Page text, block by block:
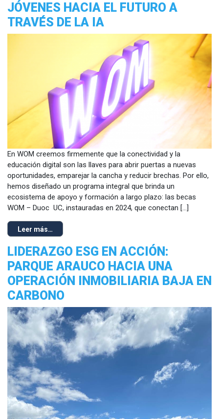
JÓVENES HACIA EL FUTURO A
TRAVÉS DE LA IA
En WOM creemos firmemente que la conectividad y la
educación digital son las llaves para abrir puertas a nuevas
oportunidades, emparejar la cancha y reducir brechas. Por ello,
hemos diseñado un programa integral que brinda un
ecosistema de apoyo y formación a largo plazo: las becas
WOM – Duoc UC, instauradas en 2024, que conectan […]
Leer más…
LIDERAZGO ESG EN ACCIÓN:
PARQUE ARAUCO HACIA UNA
OPERACIÓN INMOBILIARIA BAJA EN
CARBONO